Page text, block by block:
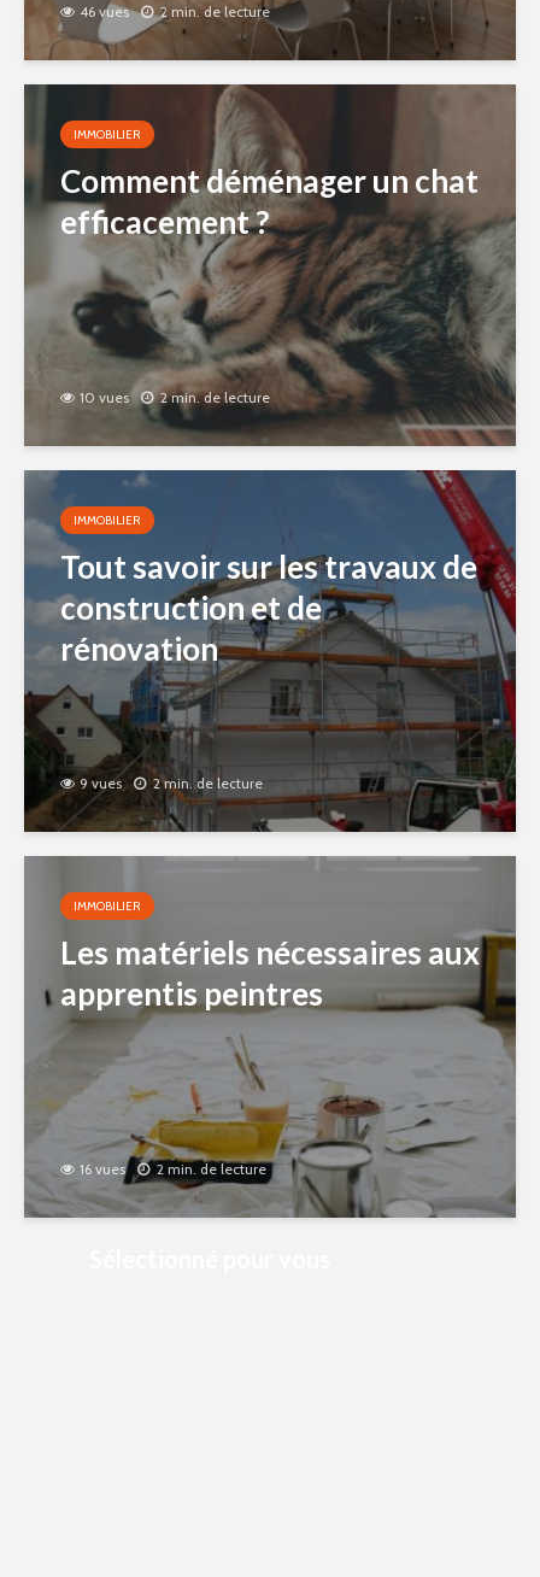
46 vues 2 min. de lecture
IMMOBILIER
Comment déménager un chat
efficacement ?
10 vues 2 min. de lecture
IMMOBILIER
Tout savoir sur les travaux de
construction et de
rénovation
9 vues 2 min. de lecture
IMMOBILIER
Les matériels nécessaires aux
apprentis peintres
16 vues 2 min. de lecture